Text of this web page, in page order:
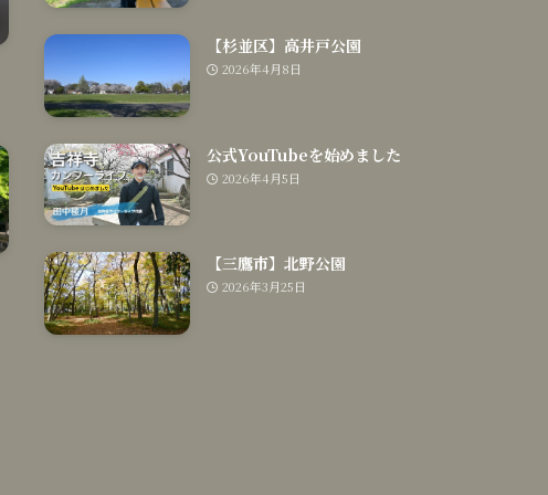
【杉並区】高井戸公園
2026年4月8日
公式YouTubeを始めました
2026年4月5日
【三鷹市】北野公園
2026年3月25日